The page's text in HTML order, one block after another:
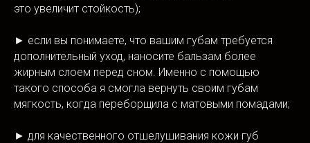
это увеличит стойкость);
► если вы понимаете, что вашим губам требуется
дополнительный уход, наносите бальзам более
жирным слоем перед сном. Именно с помощью
такого способа я смогла вернуть своим губам
мягкость, когда переборщила с матовыми помадами;
► для качественного отшелушивания кожи губ